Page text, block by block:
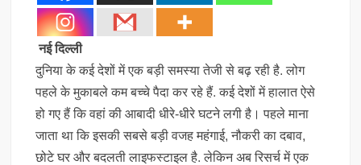
नई दिल्ली
दुनिया के कई देशों में एक बड़ी समस्या तेजी से बढ़ रही है. लोग
पहले के मुकाबले कम बच्चे पैदा कर रहे हैं. कई देशों में हालात ऐसे
हो गए हैं कि वहां की आबादी धीरे-धीरे घटने लगी है। पहले माना
जाता था कि इसकी सबसे बड़ी वजह महंगाई, नौकरी का दबाव,
छोटे घर और बदलती लाइफस्टाइल है. लेकिन अब रिसर्च में एक